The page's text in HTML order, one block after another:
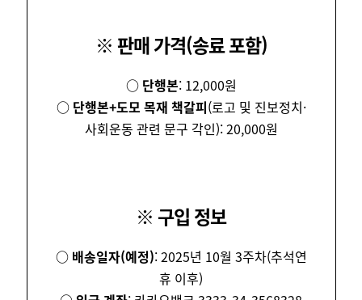
※ 판매 가격(송료 포함)
○ 단행본: 12,000원
○ 단행본+도모 목재 책갈피(로고 및 진보정치·
사회운동 관련 문구 각인): 20,000원
※ 구입 정보
○ 배송일자(예정): 2025년 10월 3주차(추석연
휴 이후)